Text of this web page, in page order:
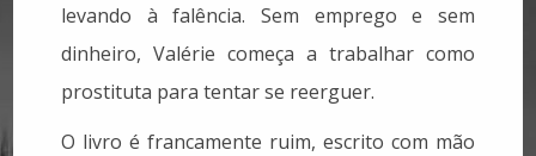
levando à falência. Sem emprego e sem
dinheiro, Valérie começa a trabalhar como
prostituta para tentar se reerguer.
O livro é francamente ruim, escrito com mão